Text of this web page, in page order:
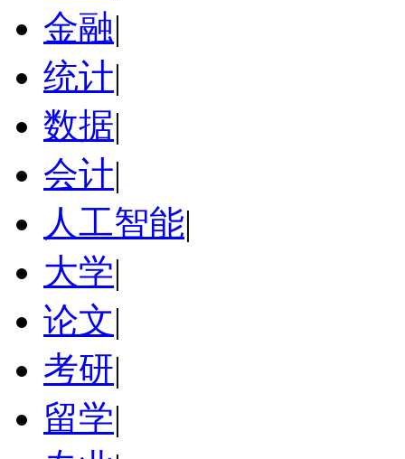
金融|
统计|
数据|
会计|
人工智能|
大学|
论文|
考研|
留学|